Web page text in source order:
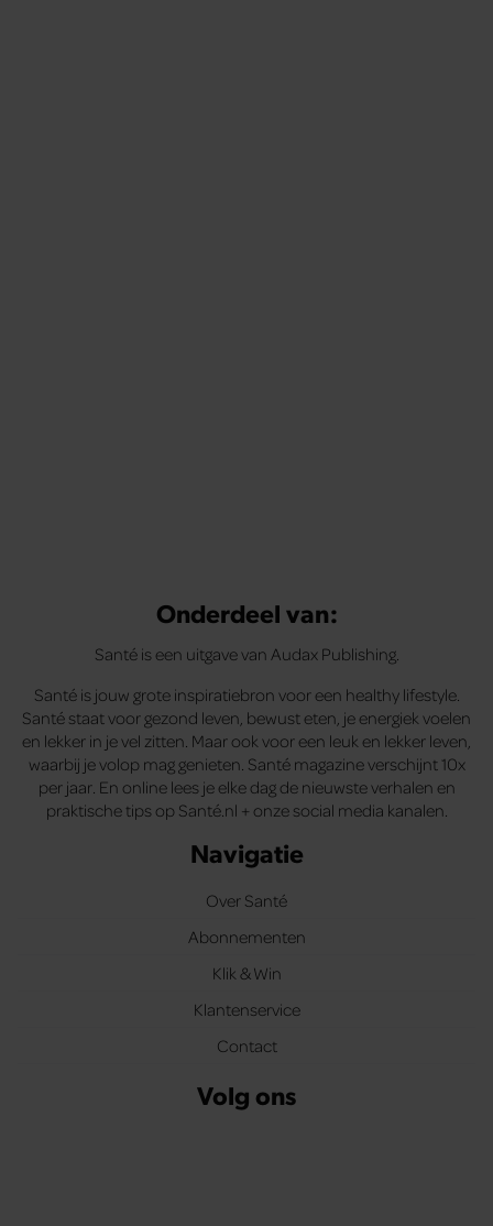
Onderdeel van:
Santé is een uitgave van Audax Publishing.
Santé is jouw grote inspiratiebron voor een healthy lifestyle.
Santé staat voor gezond leven, bewust eten, je energiek voelen
en lekker in je vel zitten. Maar ook voor een leuk en lekker leven,
waarbij je volop mag genieten. Santé magazine verschijnt 10x
per jaar. En online lees je elke dag de nieuwste verhalen en
praktische tips op Santé.nl + onze social media kanalen.
Navigatie
Over Santé
Abonnementen
Klik & Win
Klantenservice
Contact
Volg ons